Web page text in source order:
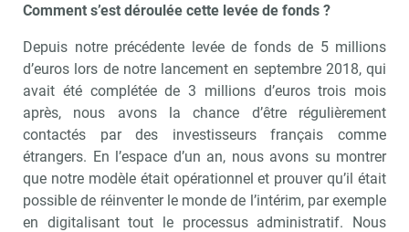
Comment s’est déroulée cette levée de fonds ?
Depuis notre précédente levée de fonds de 5 millions
d’euros lors de notre lancement en septembre 2018, qui
avait été complétée de 3 millions d’euros trois mois
après, nous avons la chance d’être régulièrement
contactés par des investisseurs français comme
étrangers. En l’espace d’un an, nous avons su montrer
que notre modèle était opérationnel et prouver qu’il était
possible de réinventer le monde de l’intérim, par exemple
en digitalisant tout le processus administratif. Nous